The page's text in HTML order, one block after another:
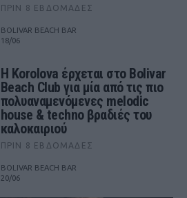
ΠΡΙΝ 8 ΕΒΔΟΜΆΔΕΣ
BOLIVAR BEACH BAR
18/06
Η Korolova έρχεται στο Bolivar
Beach Club για μία από τις πιο
πολυαναμενόμενες melodic
house & techno βραδιές του
καλοκαιριού
ΠΡΙΝ 8 ΕΒΔΟΜΆΔΕΣ
BOLIVAR BEACH BAR
20/06